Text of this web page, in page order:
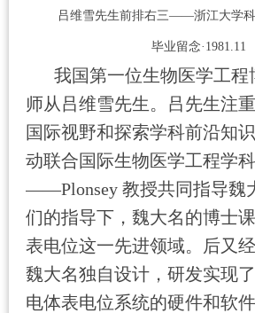
吕维雪先生前排右三——浙江大学
毕业留念· 1981.11
我国第一位生物医学工程
师从吕维雪先生。吕先生注
国际视野和探索学科前沿知
动联合国际生物医学工程学
——Plonsey 教授共同指导魏
们的指导下，魏大名的博士
表电位这一先进领域。后又
魏大名独自设计，研发实现
电体表电位系统的硬件和软